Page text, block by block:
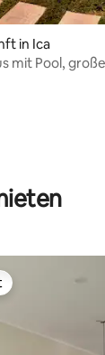
4,94 von 5,
in Ica
mit Pool,